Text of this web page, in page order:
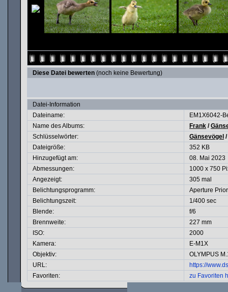
Diese Datei bewerten (noch keine Bewertung)
Datei-Information
Dateiname:
EM1X6042-
Name des Albums:
Frank /
Schlüsselwörter:
Gänsevögel /
Dateigröße:
352 KB
Hinzugefügt am:
08. Mai 2023
Abmessungen:
1000 x 750
Angezeigt:
305 mal
Belichtungsprogramm:
Aperture
Belichtungszeit:
1/400 sec
Blende:
f/6
Brennweite:
227 mm
ISO:
2000
Kamera:
E-M1X
Objektiv:
OLYMPUS
URL:
https://
Favoriten:
zu Favoriten